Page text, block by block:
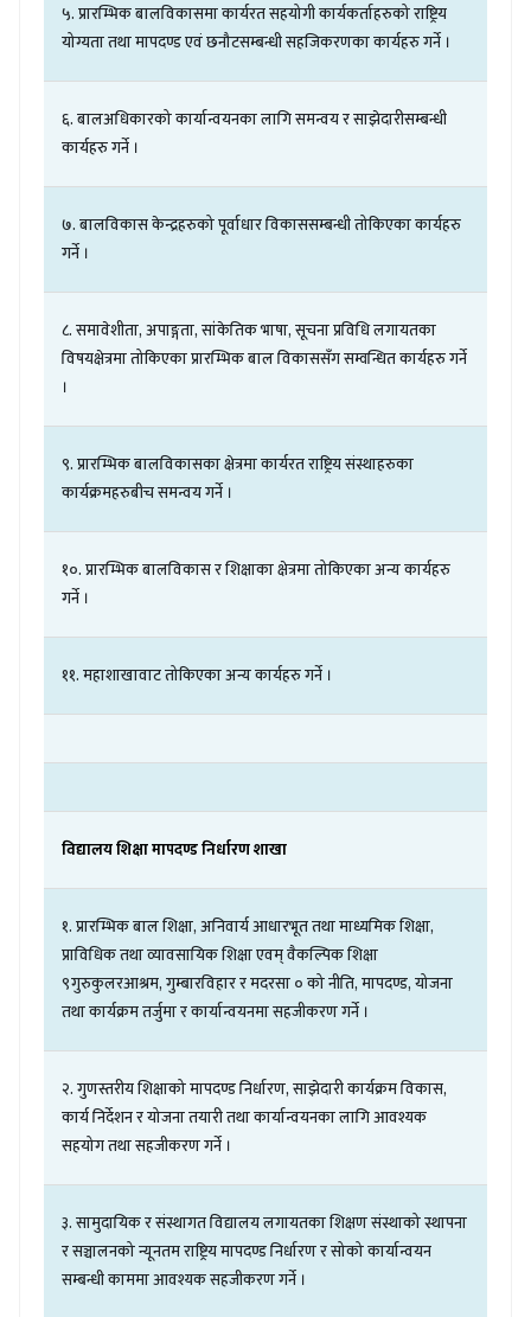
५.प्रारम्भिकबालविकासमाकार्यरतसहयोगीकार्यकर्ताहरुकोराष्ट्रिय
योग्यतातथामापदण्डएवंछनौटसम्बन्धीसहजिकरणकाकार्यहरुगर्ने ।
६.बालअधिकारकोकार्यान्वयनकालागिसमन्वयरसाझेदारीसम्बन्धी
कार्यहरुगर्ने ।
७.बालविकासकेन्द्रहरुकोपूर्वाधारविकाससम्बन्धीतोकिएकाकार्यहरु
गर्ने ।
८.समावेशीता,अपाङ्गता,सांकेतिकभाषा,सूचनाप्रविधिलगायतका
विषयक्षेत्रमातोकिएकाप्रारम्भिकबालविकाससँगसम्वन्धितकार्यहरुगर्ने
।
९.प्रारम्भिकबालविकासकाक्षेत्रमाकार्यरतराष्ट्रियसंस्थाहरुका
कार्यक्रमहरुबीचसमन्वयगर्ने ।
१०.प्रारम्भिकबालविकासरशिक्षाकाक्षेत्रमातोकिएकाअन्यकार्यहरु
गर्ने ।
११.महाशाखावाटतोकिएकाअन्यकार्यहरुगर्ने ।
विद्यालयशिक्षामापदण्डनिर्धारणशाखा
१.प्रारम्भिकबालशिक्षा,अनिवार्यआधारभूततथामाध्यमिकशिक्षा,
प्राविधिकतथाव्यावसायिकशिक्षाएवम्वैकल्पिकशिक्षा
९गुरुकुलरआश्रम,गुम्बारविहाररमदरसा०कोनीति,मापदण्ड,योजना
तथाकार्यक्रमतर्जुमारकार्यान्वयनमासहजीकरणगर्ने ।
२.गुणस्तरीयशिक्षाकोमापदण्डनिर्धारण,साझेदारीकार्यक्रमविकास,
कार्यनिर्देशनरयोजनातयारीतथाकार्यान्वयनकालागिआवश्यक
सहयोगतथासहजीकरणगर्ने ।
३.सामुदायिकरसंस्थागतविद्यालयलगायतकाशिक्षणसंस्थाकोस्थापना
रसञ्चालनकोन्यूनतमराष्ट्रियमापदण्डनिर्धारणरसोकोकार्यान्वयन
सम्बन्धीकाममाआवश्यकसहजीकरणगर्ने ।